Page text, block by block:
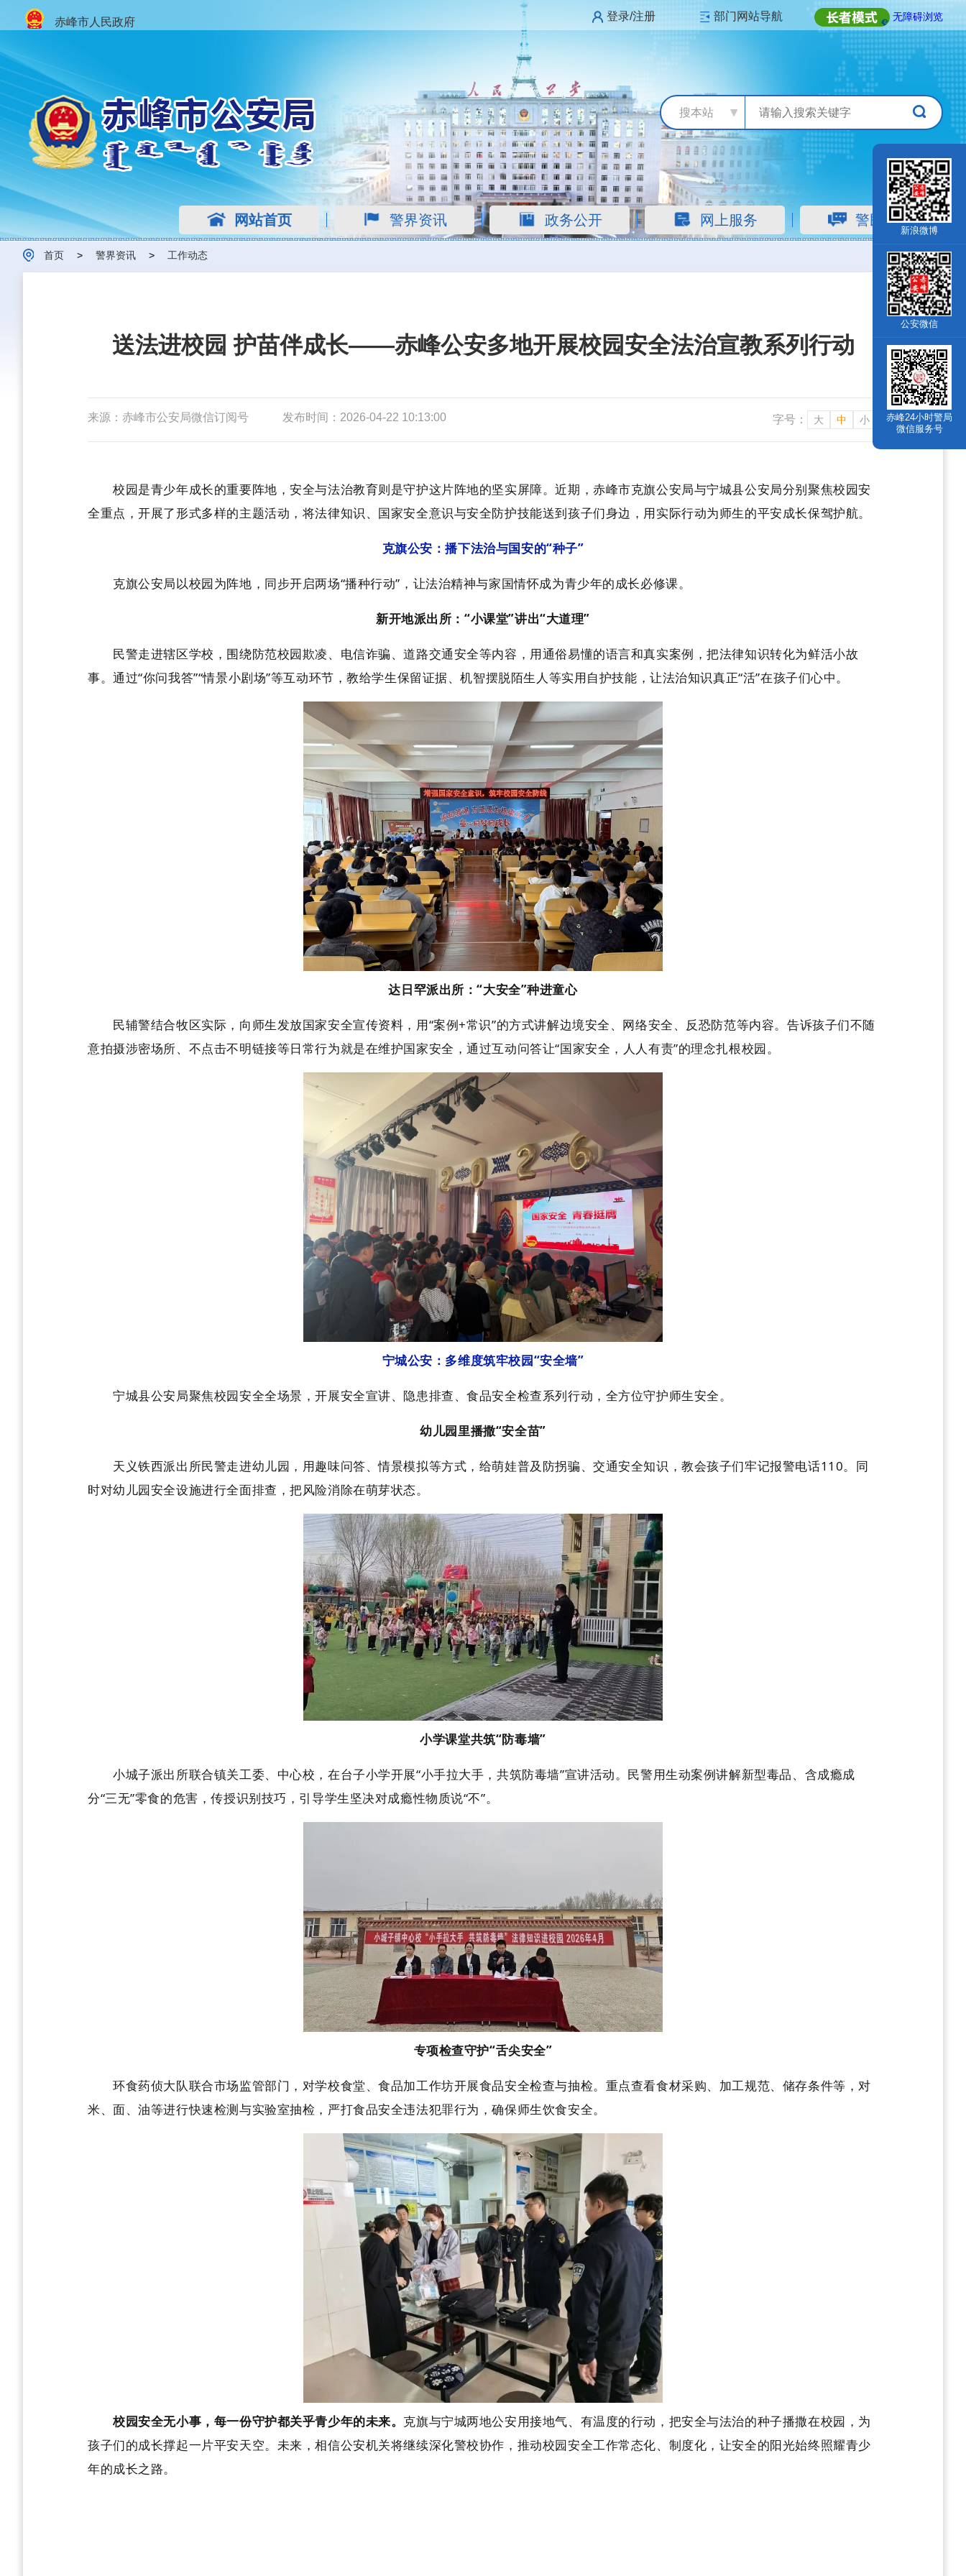
赤峰市人民政府 登录/注册 部门网站导航 无障碍浏览
搜本站
网站首页 警界资讯 政务公开 网上服务 警民互动
新浪微博
公安微信
赤峰24小时警局
微信服务号
首页 > 警界资讯 > 工作动态
送法进校园 护苗伴成长——赤峰公安多地开展校园安全法治宣教系列行动
来源：赤峰市公安局微信订阅号 发布时间：2026-04-22 10:13:00 字号： 大 中 小
校园是青少年成长的重要阵地，安全与法治教育则是守护这片阵地的坚实屏障。近期，赤峰市克旗公安局与宁城县公安局分别聚焦校园安
全重点，开展了形式多样的主题活动，将法律知识、国家安全意识与安全防护技能送到孩子们身边，用实际行动为师生的平安成长保驾护航。
克旗公安：播下法治与国安的“种子”
克旗公安局以校园为阵地，同步开启两场“播种行动”，让法治精神与家国情怀成为青少年的成长必修课。
新开地派出所：“小课堂”讲出“大道理”
民警走进辖区学校，围绕防范校园欺凌、电信诈骗、道路交通安全等内容，用通俗易懂的语言和真实案例，把法律知识转化为鲜活小故
事。通过“你问我答”“情景小剧场”等互动环节，教给学生保留证据、机智摆脱陌生人等实用自护技能，让法治知识真正“活”在孩子们心中。
达日罕派出所：“大安全”种进童心
民辅警结合牧区实际，向师生发放国家安全宣传资料，用“案例+常识”的方式讲解边境安全、网络安全、反恐防范等内容。告诉孩子们不随
意拍摄涉密场所、不点击不明链接等日常行为就是在维护国家安全，通过互动问答让“国家安全，人人有责”的理念扎根校园。
宁城公安：多维度筑牢校园“安全墙”
宁城县公安局聚焦校园安全全场景，开展安全宣讲、隐患排查、食品安全检查系列行动，全方位守护师生安全。
幼儿园里播撒“安全苗”
天义铁西派出所民警走进幼儿园，用趣味问答、情景模拟等方式，给萌娃普及防拐骗、交通安全知识，教会孩子们牢记报警电话110。同
时对幼儿园安全设施进行全面排查，把风险消除在萌芽状态。
小学课堂共筑“防毒墙”
小城子派出所联合镇关工委、中心校，在台子小学开展“小手拉大手，共筑防毒墙”宣讲活动。民警用生动案例讲解新型毒品、含成瘾成
分“三无”零食的危害，传授识别技巧，引导学生坚决对成瘾性物质说“不”。
专项检查守护“舌尖安全”
环食药侦大队联合市场监管部门，对学校食堂、食品加工作坊开展食品安全检查与抽检。重点查看食材采购、加工规范、储存条件等，对
米、面、油等进行快速检测与实验室抽检，严打食品安全违法犯罪行为，确保师生饮食安全。
校园安全无小事，每一份守护都关乎青少年的未来。 克旗与宁城两地公安用接地气、有温度的行动，把安全与法治的种子播撒在校园，为
孩子们的成长撑起一片平安天空。未来，相信公安机关将继续深化警校协作，推动校园安全工作常态化、制度化，让安全的阳光始终照耀青少
年的成长之路。